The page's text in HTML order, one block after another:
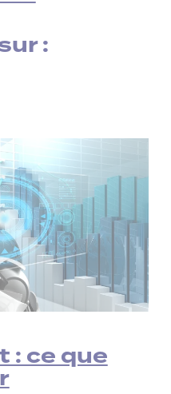
:
: ce que